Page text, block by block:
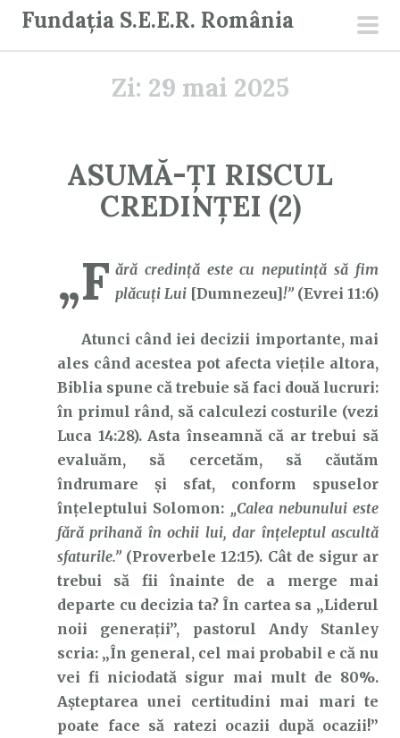
Fundația S.E.E.R. România
Zi: 29 mai 2025
ASUMĂ-ȚI RISCUL
CREDINȚEI (2)
„F ără credință este cu neputință să fim
plăcuți Lui [Dumnezeu]!” (Evrei 11:6)
Atunci când iei decizii importante, mai
ales când acestea pot afecta viețile altora,
Biblia spune că trebuie să faci două lucruri:
în primul rând, să calculezi costurile (vezi
Luca 14:28). Asta înseamnă că ar trebui să
evaluăm, să cercetăm, să căutăm
îndrumare și sfat, conform spuselor
înțeleptului Solomon: „Calea nebunului este
fără prihană în ochii lui, dar înţeleptul ascultă
sfaturile.” (Proverbele 12:15). Cât de sigur ar
trebui să fii înainte de a merge mai
departe cu decizia ta? În cartea sa „Liderul
noii generații”, pastorul Andy Stanley
scria: „În general, cel mai probabil e că nu
vei fi niciodată sigur mai mult de 80%.
Așteptarea unei certitudini mai mari te
poate face să ratezi ocazii după ocazii!”